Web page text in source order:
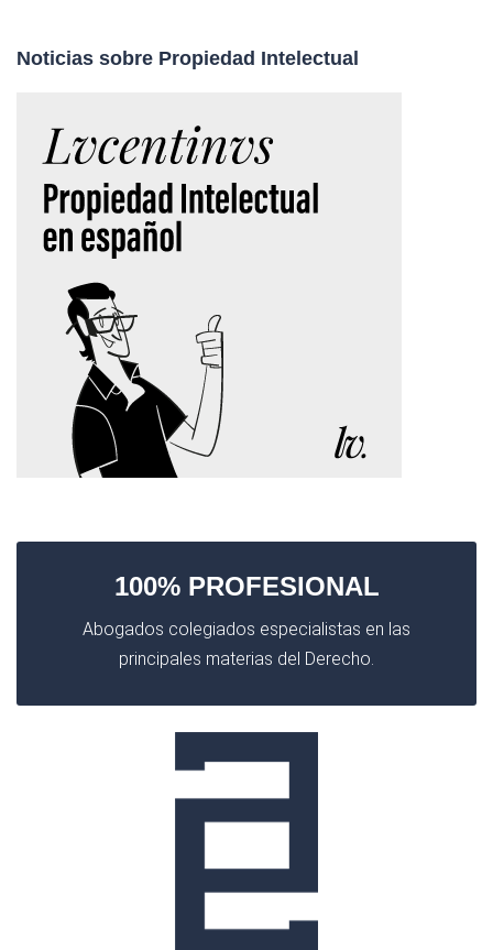
Noticias sobre Propiedad Intelectual
100% PROFESIONAL
Abogados colegiados especialistas en las
principales materias del Derecho.